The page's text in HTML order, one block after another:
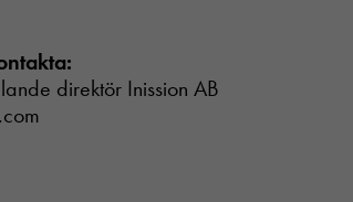
direktör Inission AB